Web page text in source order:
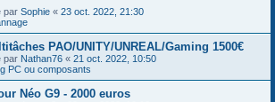
par Sophie « 23 oct. 2022, 21:30
PAO/UNITY/UNREAL/Gaming 1500€
par Nathan76 « 21 oct. 2022, 10:50
PC ou composants
Néo G9 - 2000 euros